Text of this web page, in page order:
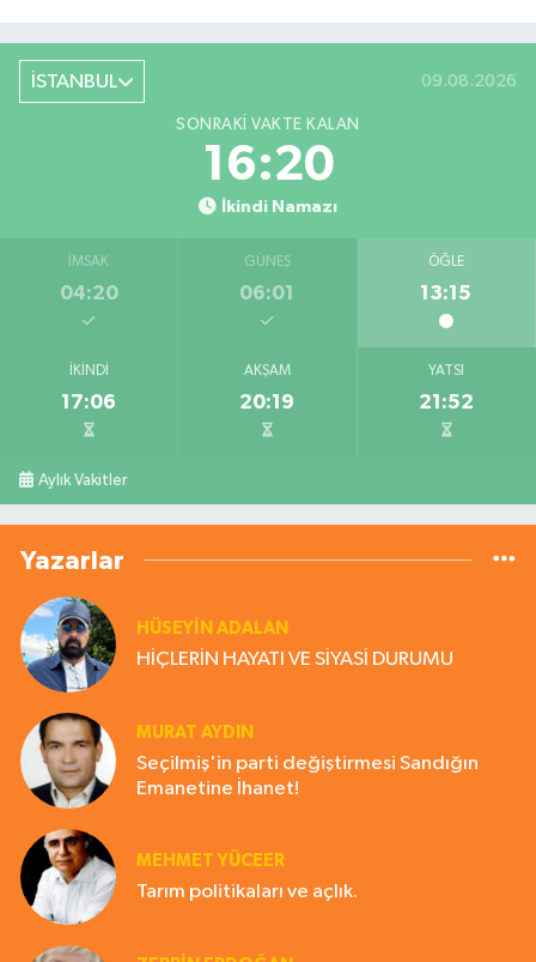
İSTANBUL 09.08.2026
SONRAKI VAKTE KALAN
16:20
İkindi Namazı
İMSAK
04:20
GÜNEŞ
06:01
ÖĞLE
13:15
İKINDI
17:06
AKŞAM
20:19
YATSI
21:52
Aylık Vakitler
Yazarlar
HÜSEYIN ADALAN
HİÇLERİN HAYATI VE SİYASİ DURUMU
MURAT AYDIN
Seçilmiş'in parti değiştirmesi Sandığın
Emanetine İhanet!
MEHMET YÜCEER
Tarım politikaları ve açlık.